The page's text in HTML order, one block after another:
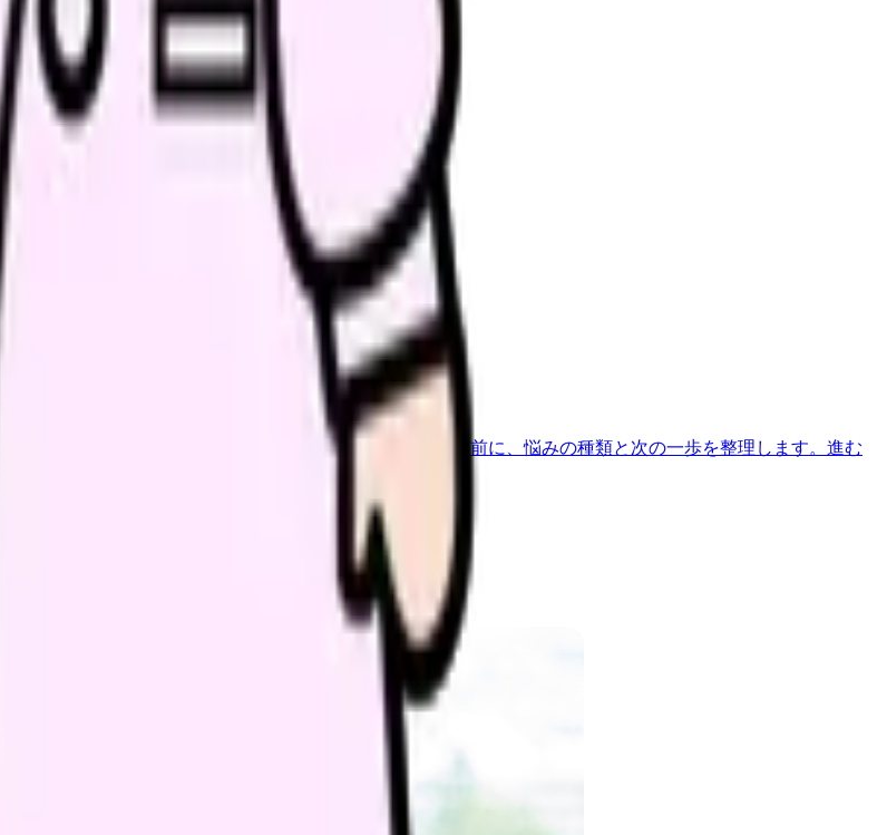
できます
て応募できるLPを設計します。
条件を先に整理するとミスマッチを減らせます。
す。 辞めるべきか迷う前に、悩みの種類と次の一歩を整理します。 進む
地を確認できます。